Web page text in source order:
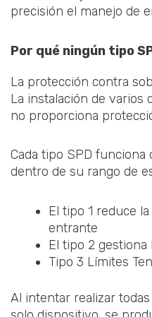
precisión el manejo de
Por qué ningún tipo
La protección contra
La instalación de varios
no proporciona
Cada tipo SPD
dentro de su rango de
El tipo 1 reduce
entrante
El tipo 2
Tipo 3 Límites
Al intentar realizar